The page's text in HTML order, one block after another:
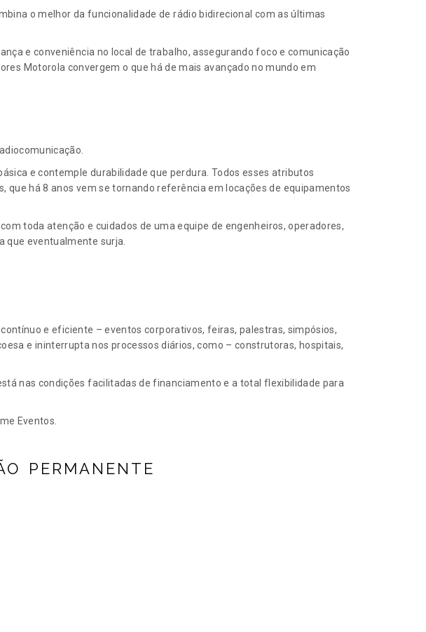
o melhor da funcionalidade de rádio bidirecional com as últimas
e conveniência no local de trabalho, assegurando foco e comunicação
Motorola convergem o que há de mais avançado no mundo em
e contemple durabilidade que perdura. Todos esses atributos
que há 8 anos vem se tornando referência em locações de equipamentos
toda atenção e cuidados de uma equipe de engenheiros, operadores,
que eventualmente surja.
e eficiente – eventos corporativos, feiras, palestras, simpósios,
e ininterrupta nos processos diários, como – construtoras, hospitais,
nas condições facilitadas de financiamento e a total flexibilidade para
Eventos.
PERMANENTE